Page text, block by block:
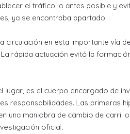
el tráfico lo antes posible y
ya se encontraba apartado.
circulación en esta importante vía
rápida actuación evitó la
lugar, es el cuerpo encargado de
responsabilidades. Las primeras
una maniobra de cambio de carril o
oficial.